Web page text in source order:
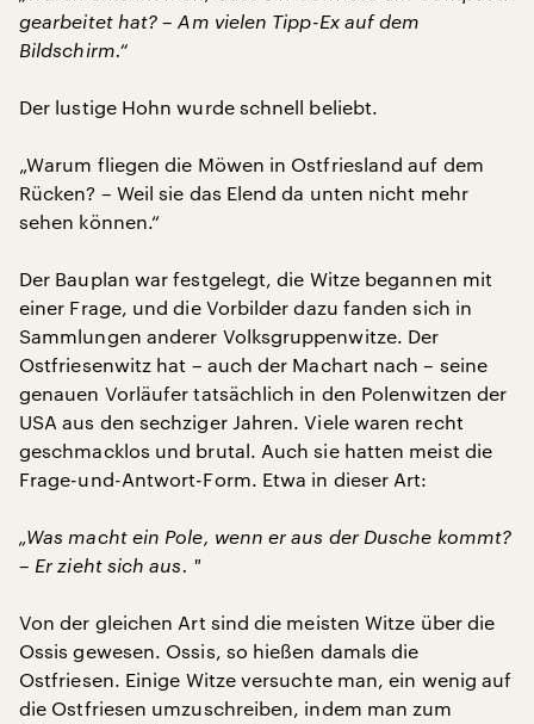
gearbeitet hat? – Am vielen Tipp-Ex auf dem
Bildschirm.“
Der lustige Hohn wurde schnell beliebt.
„Warum fliegen die Möwen in Ostfriesland auf dem
Rücken? – Weil sie das Elend da unten nicht mehr
sehen können.“
Der Bauplan war festgelegt, die Witze begannen mit
einer Frage, und die Vorbilder dazu fanden sich in
Sammlungen anderer Volksgruppenwitze. Der
Ostfriesenwitz hat – auch der Machart nach – seine
genauen Vorläufer tatsächlich in den Polenwitzen der
USA aus den sechziger Jahren. Viele waren recht
geschmacklos und brutal. Auch sie hatten meist die
Frage-und-Antwort-Form. Etwa in dieser Art:
„Was macht ein Pole, wenn er aus der Dusche kommt?
– Er zieht sich aus. "
Von der gleichen Art sind die meisten Witze über die
Ossis gewesen. Ossis, so hießen damals die
Ostfriesen. Einige Witze versuchte man, ein wenig auf
die Ostfriesen umzuschreiben, indem man zum